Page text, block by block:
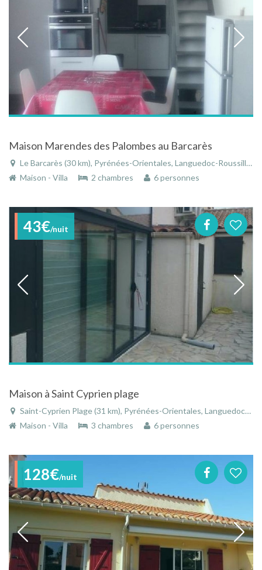
Maison Marendes des Palombes au Barcarès
Le Barcarès (30 km), Pyrénées-Orientales, Languedoc-Roussillon, Occitanie, France
Maison - Villa
2 chambres 6 personnes
43€/nuit
Maison à Saint Cyprien plage
Saint-Cyprien Plage (31 km), Pyrénées-Orientales, Languedoc-Roussillon, Occitanie, France
Maison - Villa
3 chambres 6 personnes
128€/nuit